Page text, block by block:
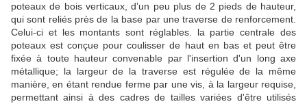
poteaux de bois verticaux, d’un peu plus de 2 pieds de hauteur,
qui sont reliés près de la base par une traverse de renforcement.
Celui-ci et les montants sont réglables.
la partie centrale des
poteaux est conçue pour coulisser de haut en bas et peut être
fixée à toute hauteur convenable par l'insertion d'un long axe
métallique;
la largeur de la traverse est régulée de la même
manière, en étant rendue ferme par une vis, à la largeur requise,
permettant ainsi à des cadres de tailles variées d'être utilisés